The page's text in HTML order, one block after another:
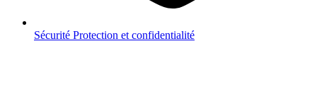
Sécurité Protection et confidentialité